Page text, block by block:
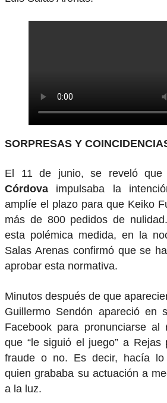
SORPRESAS Y
El 11 de junio, se reveló que
Córdova impulsaba la
amplíe el plazo para que Keiko
más de 800 pedidos de
esta polémica medida, en la
Salas Arenas confirmó que se
aprobar esta normativa.
Minutos después de que
Guillermo Sendón apareció en
Facebook para pronunciarse al
que “le siguió el juego” a
fraude o no. Es decir, hacía lo
quien grababa su actuación a
a la luz.